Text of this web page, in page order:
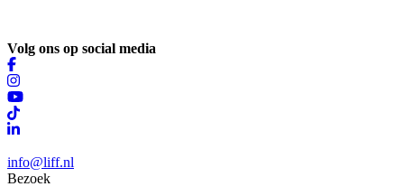
Volg ons op social media
info@liff.nl
Bezoek